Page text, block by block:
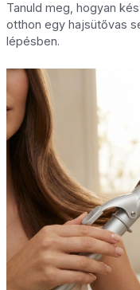
Tanuld meg, hogyan
otthon egy hajsütővas
lépésben.